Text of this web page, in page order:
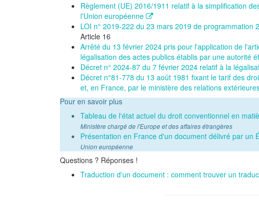
Règlement (UE) 2016/1911 relatif à la simplification
l'Union européenne
LOI n° 2019-222 du 23 mars 2019 de programmation
Article 16
Arrêté du 13 février 2024 pris pour l'application de
légalisation des actes publics établis par une autorité
Décret n° 2024-87 du 7 février 2024 relatif à la
Décret n°81-778 du 13 août 1981 fixant le tarif des
et, en France, par le ministère des relations
Pour en savoir plus
Tableau de l'état actuel du droit conventionnel en
Ministère chargé de l'Europe et des affaires étrangères
Présentation en France d'un document délivré par un
Union européenne
Questions ? Réponses !
Traduction d'un document : comment trouver un